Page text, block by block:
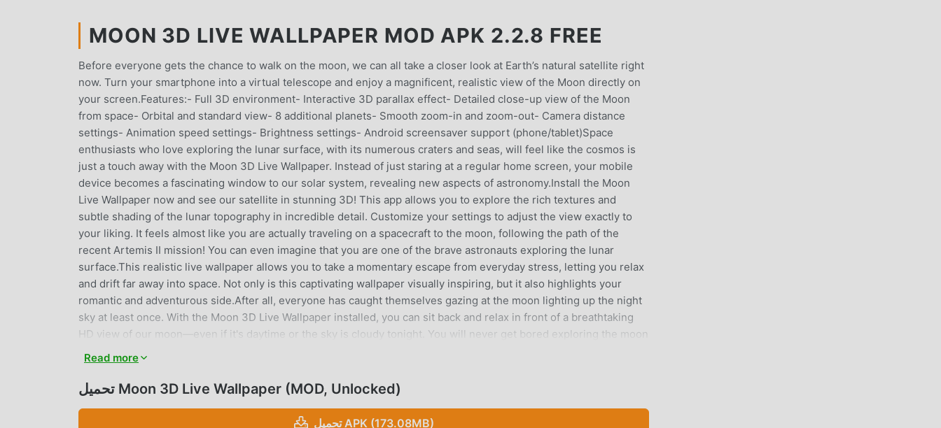
MOON 3D LIVE WALLPAPER MOD APK 2.2.8 FREE
Before everyone gets the chance to walk on the moon, we can all take a closer look at Earth’s natural satellite right
now. Turn your smartphone into a virtual telescope and enjoy a magnificent, realistic view of the Moon directly on
your screen.Features:- Full 3D environment- Interactive 3D parallax effect- Detailed close-up view of the Moon
from space- Orbital and standard view- 8 additional planets- Smooth zoom-in and zoom-out- Camera distance
settings- Animation speed settings- Brightness settings- Android screensaver support (phone/tablet)Space
enthusiasts who love exploring the lunar surface, with its numerous craters and seas, will feel like the cosmos is
just a touch away with the Moon 3D Live Wallpaper. Instead of just staring at a regular home screen, your mobile
device becomes a fascinating window to our solar system, revealing new aspects of astronomy.Install the Moon
Live Wallpaper now and see our satellite in stunning 3D! This app allows you to explore the rich textures and
subtle shading of the lunar topography in incredible detail. Customize your settings to adjust the view exactly to
your liking. It feels almost like you are actually traveling on a spacecraft to the moon, following the path of the
recent Artemis II mission! You can even imagine that you are one of the brave astronauts exploring the lunar
surface.This realistic live wallpaper allows you to take a momentary escape from everyday stress, letting you relax
and drift far away into space. Not only is this captivating wallpaper visually inspiring, but it also highlights your
romantic and adventurous side.After all, everyone has caught themselves gazing at the moon lighting up the night
sky at least once. With the Moon 3D Live Wallpaper installed, you can sit back and relax in front of a breathtaking
HD view of our moon—even if it's daytime or the sky is cloudy tonight. You will never get bored exploring the moon
option in the app itself.
Read more
تحميل Moon 3D Live Wallpaper (MOD, Unlocked)
تحميل APK (173.08MB)